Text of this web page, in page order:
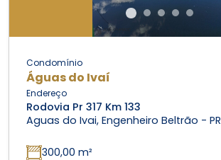
Condomínio
Águas do Ivaí
Endereço
Rodovia Pr 317 Km 133
Aguas do Ivai, Engenheiro Beltrão - PR
300,00 m²